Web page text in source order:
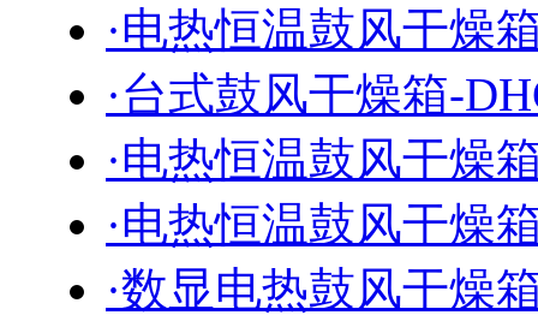
·电热恒温鼓风干燥
·台式鼓风干燥箱-
·电热恒温鼓风干燥
·电热恒温鼓风干燥
·数显电热鼓风干燥